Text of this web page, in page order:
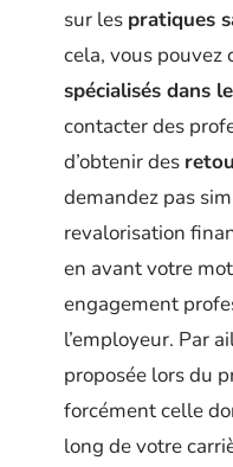
sur les pratiques
cela, vous pouvez
spécialisés dans
contacter des
d’obtenir des
demandez pas
revalorisation
en avant votre
engagement
l’employeur. Par
proposée lors du
forcément celle
long de votre